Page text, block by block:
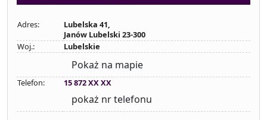
Adres:
Lubelska 41,
Janów Lubelski 23-300
Woj.:
Lubelskie
Pokaż na mapie
Telefon: 15 872 XX XX
pokaż nr telefonu